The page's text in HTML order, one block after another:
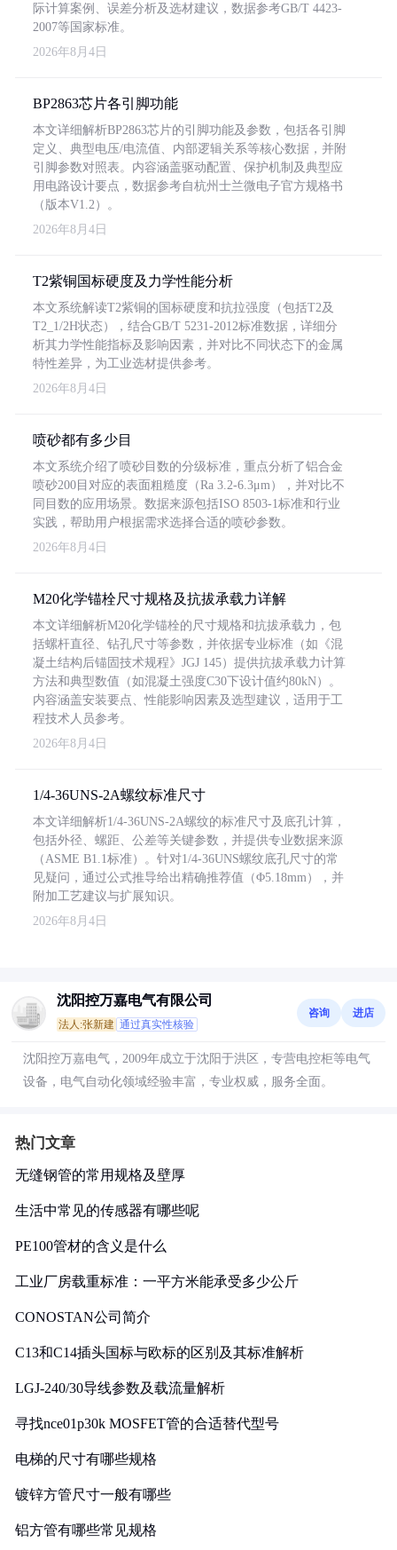
际计算案例、误差分析及选材建议，数据参考GB/T 4423-
2007等国家标准。
2026年8月4日
BP2863芯片各引脚功能
本文详细解析BP2863芯片的引脚功能及参数，包括各引脚
定义、典型电压/电流值、内部逻辑关系等核心数据，并附
引脚参数对照表。内容涵盖驱动配置、保护机制及典型应
用电路设计要点，数据参考自杭州士兰微电子官方规格书
（版本V1.2）。
2026年8月4日
T2紫铜国标硬度及力学性能分析
本文系统解读T2紫铜的国标硬度和抗拉强度（包括T2及
T2_1/2H状态），结合GB/T 5231-2012标准数据，详细分
析其力学性能指标及影响因素，并对比不同状态下的金属
特性差异，为工业选材提供参考。
2026年8月4日
喷砂都有多少目
本文系统介绍了喷砂目数的分级标准，重点分析了铝合金
喷砂200目对应的表面粗糙度（Ra 3.2-6.3μm），并对比不
同目数的应用场景。数据来源包括ISO 8503-1标准和行业
实践，帮助用户根据需求选择合适的喷砂参数。
2026年8月4日
M20化学锚栓尺寸规格及抗拔承载力详解
本文详细解析M20化学锚栓的尺寸规格和抗拔承载力，包
括螺杆直径、钻孔尺寸等参数，并依据专业标准（如《混
凝土结构后锚固技术规程》JGJ 145）提供抗拔承载力计算
方法和典型数值（如混凝土强度C30下设计值约80kN）。
内容涵盖安装要点、性能影响因素及选型建议，适用于工
程技术人员参考。
2026年8月4日
1/4-36UNS-2A螺纹标准尺寸
本文详细解析1/4-36UNS-2A螺纹的标准尺寸及底孔计算，
包括外径、螺距、公差等关键参数，并提供专业数据来源
（ASME B1.1标准）。针对1/4-36UNS螺纹底孔尺寸的常
见疑问，通过公式推导给出精确推荐值（Φ5.18mm），并
附加工艺建议与扩展知识。
2026年8月4日
沈阳控万嘉电气有限公司
法人:张新建 通过真实性核验
咨询 进店
沈阳控万嘉电气，2009年成立于沈阳于洪区，专营电控柜等电气
设备，电气自动化领域经验丰富，专业权威，服务全面。
热门文章
无缝钢管的常用规格及壁厚
生活中常见的传感器有哪些呢
PE100管材的含义是什么
工业厂房载重标准：一平方米能承受多少公斤
CONOSTAN公司简介
C13和C14插头国标与欧标的区别及其标准解析
LGJ-240/30导线参数及载流量解析
寻找nce01p30k MOSFET管的合适替代型号
电梯的尺寸有哪些规格
镀锌方管尺寸一般有哪些
铝方管有哪些常见规格